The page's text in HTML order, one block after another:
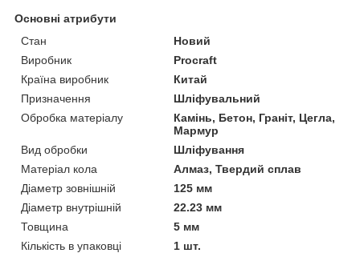
Основні атрибути
Стан
Новий
Виробник
Procraft
Країна виробник
Китай
Призначення
Шліфувальний
Обробка матеріалу
Камінь, Бетон, Граніт, Цегла,
Мармур
Вид обробки
Шліфування
Матеріал кола
Алмаз, Твердий сплав
Діаметр зовнішній
125 мм
Діаметр внутрішній
22.23 мм
Товщина
5 мм
Кількість в упаковці
1 шт.